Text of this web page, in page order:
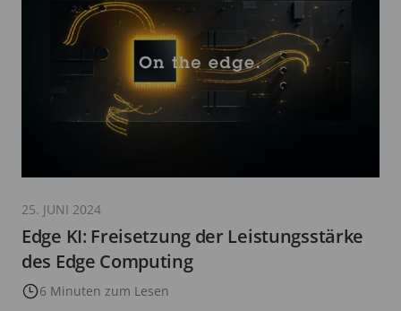
Edge KI: Freisetzung der Leistungsstärke
des Edge Computing
6 Minuten zum Lesen
25. JUNI 2024